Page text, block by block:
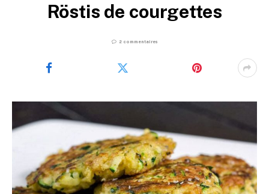
Röstis de courgettes
2 commentaires